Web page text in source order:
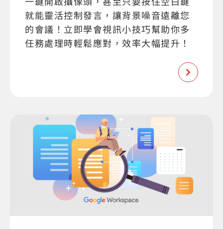
就能靈活控制發言，讓背景噪音遠離您
的會議！立即學會視訊小技巧幫助你多
任務處理時輕鬆應對，效率大幅提升！